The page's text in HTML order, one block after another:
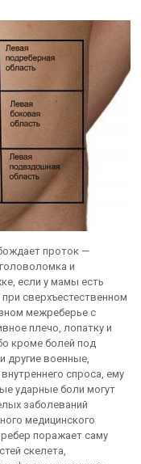
проток —
и
если у мамы есть
сверхъестественном
межреберье с
плечо, лопатку и
кроме болей под
другие военные,
спроса, ему
ударные боли могут
заболеваний
медицинского
поражает саму
скелета,